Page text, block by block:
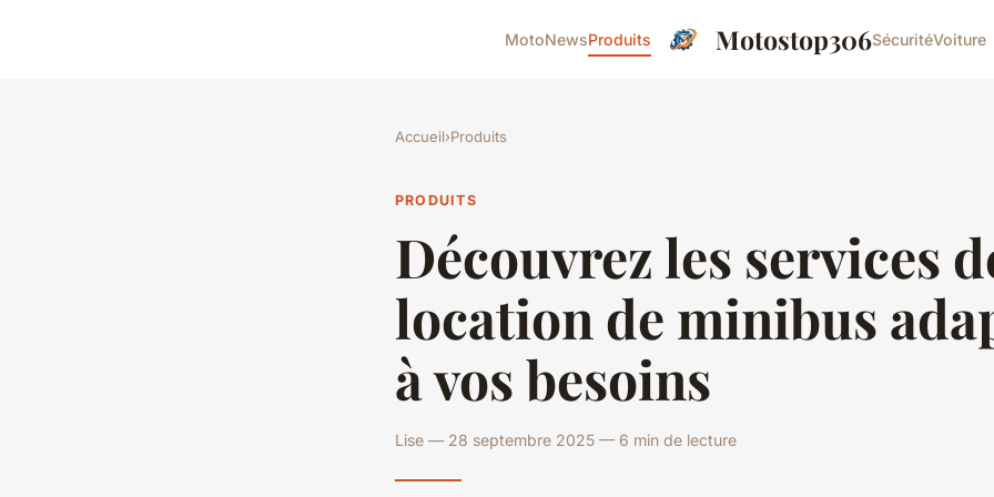
MotoNewsProduits Motostop306SécuritéVoiture
Accueil›Produits
PRODUITS
Découvrez les services
location de minibus
à vos besoins
Lise — 28 septembre 2025 — 6 min de lecture